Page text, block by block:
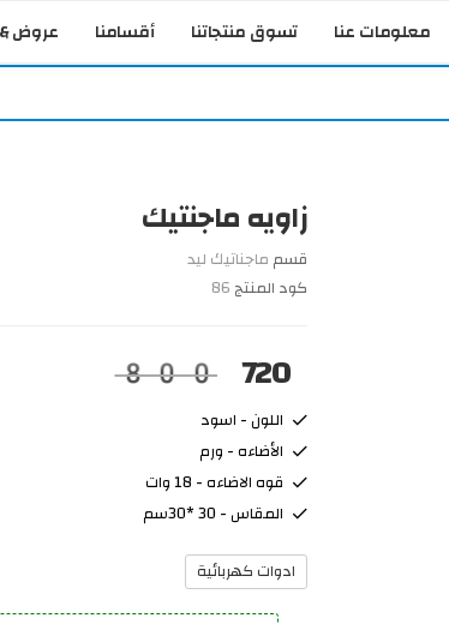
معلومات عنا تسوق منتجاتنا أقسامنا عروض
زاويه ماجنتيك
قسم ماجناتيك ليد
كود المنتج 86
720
800
اللون - اسود
الأضاءه - ورم
قوه الاضاءه - 18 وات
المقاس - 30 *30سم
ادوات كهربائية